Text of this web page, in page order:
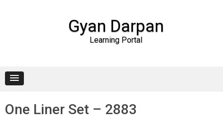
Gyan Darpan
Learning Portal
One Liner Set – 2883